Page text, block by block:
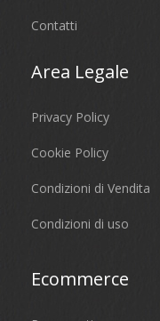
Contatti
Area Legale
Privacy Policy
Cookie Policy
Condizioni di Vendita
Condizioni di uso
Ecommerce